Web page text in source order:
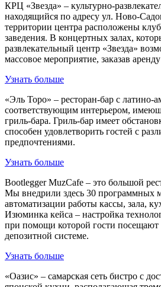
КРЦ «Звезда» – культурно-
находящийся по адресу ул. Ново-
территории центра расположены
заведения. В концертных залах,
развлекательный центр «Звезда»
массовое мероприятие, заказав
Узнать больше
«Эль Торо» – ресторан-бар с латино-
соответствующим интерьером,
гриль-бара. Гриль-бар имеет
способен удовлетворить гостей с
предпочтениями.
Узнать больше
Bootlegger MuzCafe – это большой
Мы внедрили здесь 30 программных
автоматизации работы кассы, зала,
Изюминка кейса – настройка
при помощи которой гости посещают
депозитной системе.
Узнать больше
«Оазис» – самарская сеть бистро с